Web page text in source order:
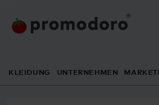
KLEIDUNG UNTERNEHMEN